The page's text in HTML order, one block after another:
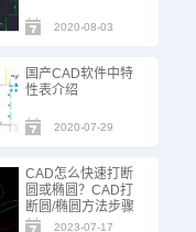
2020-08-03
国产CAD软件中特
性表介绍
2020-07-29
CAD怎么快速打断
圆或椭圆？CAD打
断圆/椭圆方法步骤
2023-07-17